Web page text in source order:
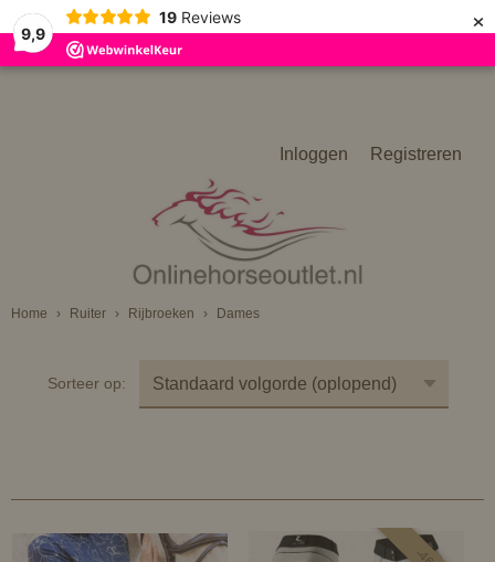
9,9
19 Reviews ×
Inloggen Registreren
Home › Ruiter › Rijbroeken › Dames
Sorteer op: